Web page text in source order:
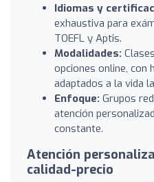
Idiomas y
exhaustiva para
TOEFL y Aptis.
Modalidades:
opciones online,
adaptados a la vida
Enfoque: Grupos
atención
constante.
Atención
calidad-precio